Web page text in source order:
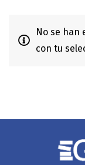
No se han
con tu